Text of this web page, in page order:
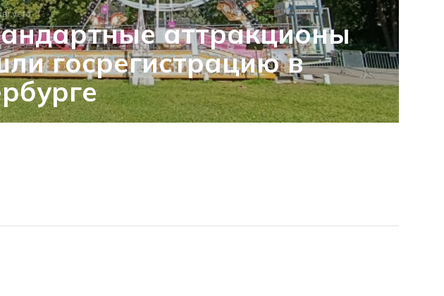
аттракционы
госрегистрацию в